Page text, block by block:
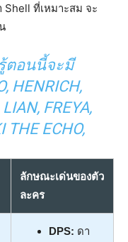
ที่เหมาะสม จะ
ตอนนี้จะมี
HENRICH,
FREYA,
THE ECHO,
ลักษณะเด่นของตัว
ละคร
DPS: ดา